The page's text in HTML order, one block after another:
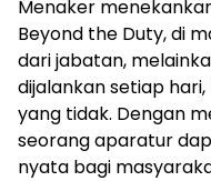
Menaker
Beyond the Duty, di
dari jabatan,
dijalankan setiap
yang tidak. Dengan
seorang aparatur
nyata bagi